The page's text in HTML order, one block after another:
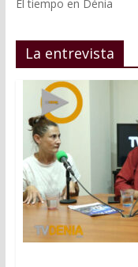
El tiempo en Dénia
La entrevista